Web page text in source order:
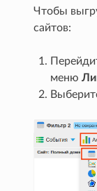
Чтобы
сайтов:
меню